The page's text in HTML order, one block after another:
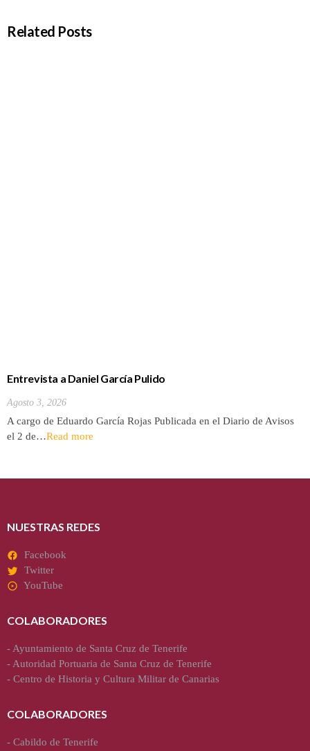
Related Posts
Entrevista a Daniel García Pulido
Agosto 3, 2026
A cargo de Eduardo García Rojas Publicada en el Diario de Avisos
el 2 de…Read more
NUESTRAS REDES
Facebook
Twitter
YouTube
COLABORADORES
- Ayuntamiento de Santa Cruz de Tenerife
- Autoridad Portuaria de Santa Cruz de Tenerife
- Centro de Historia y Cultura Militar de Canarias
COLABORADORES
- Cabildo de Tenerife